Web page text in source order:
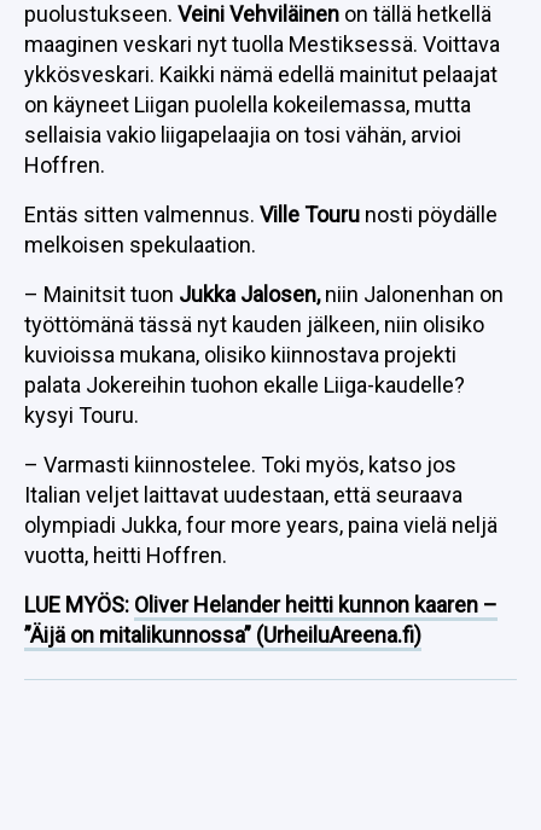
puolustukseen. Veini Vehviläinen on tällä hetkellä
maaginen veskari nyt tuolla Mestiksessä. Voittava
ykkösveskari. Kaikki nämä edellä mainitut pelaajat
on käyneet Liigan puolella kokeilemassa, mutta
sellaisia vakio liigapelaajia on tosi vähän, arvioi
Hoffren.
Entäs sitten valmennus. Ville Touru nosti pöydälle
melkoisen spekulaation.
– Mainitsit tuon Jukka Jalosen,niin Jalonenhan on
työttömänä tässä nyt kauden jälkeen, niin olisiko
kuvioissa mukana, olisiko kiinnostava projekti
palata Jokereihin tuohon ekalle Liiga-kaudelle?
kysyi Touru.
– Varmasti kiinnostelee. Toki myös, katso jos
Italian veljet laittavat uudestaan, että seuraava
olympiadi Jukka, four more years, paina vielä neljä
vuotta, heitti Hoffren.
LUE MYÖS: Oliver Helander heitti kunnon kaaren –
”Äijä on mitalikunnossa” (UrheiluAreena.fi)